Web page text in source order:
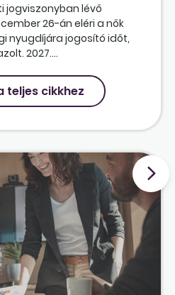
jogviszonyban lévő
26-án eléri a nők
nyugdíjára jogosító időt,
2027....
teljes cikkhez